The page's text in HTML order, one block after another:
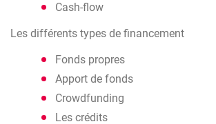
Cash-flow
Les différents types de financement
Fonds propres
Apport de fonds
Crowdfunding
Les crédits